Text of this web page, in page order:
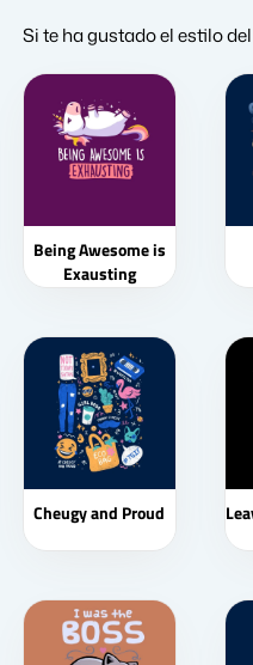
Si te ha gustado el estilo
Being Awesome is
Exausting
Cheugy and Proud